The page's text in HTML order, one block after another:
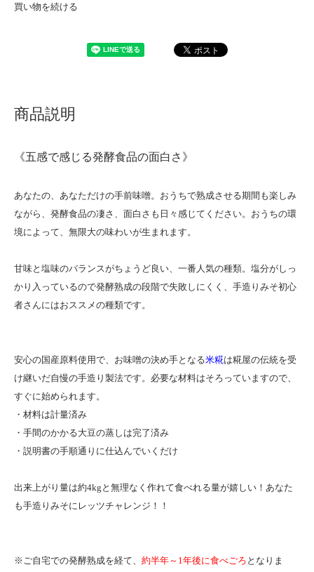
買い物を続ける
商品説明
《五感で感じる発酵食品の面白さ》
あなたの、あなただけの手前味噌。おうちで熟成させる期間も楽しみ
ながら、発酵食品の凄さ、面白さも日々感じてください。おうちの環
境によって、無限大の味わいが生まれます。
甘味と塩味のバランスがちょうど良い、一番人気の種類。塩分がしっ
かり入っているので発酵熟成の段階で失敗しにくく、手造りみそ初心
者さんにはおススメの種類です。
安心の国産原料使用で、お味噌の決め手となる米糀は糀屋の伝統を受
け継いだ自慢の手造り製法です。必要な材料はそろっていますので、
すぐに始められます。
・材料は計量済み
・手間のかかる大豆の蒸しは完了済み
・説明書の手順通りに仕込んでいくだけ
出来上がり量は約4kgと無理なく作れて食べれる量が嬉しい！あなた
も手造りみそにレッツチャレンジ！！
※ご自宅での発酵熟成を経て、 約半年～1年後に食べごろ となりま